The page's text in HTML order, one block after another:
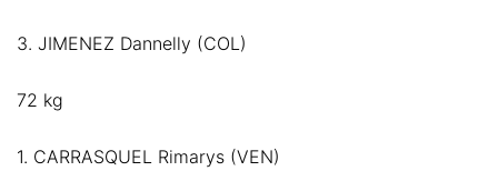
3. JIMENEZ Dannelly (COL)
72 kg
1. CARRASQUEL Rimarys (VEN)